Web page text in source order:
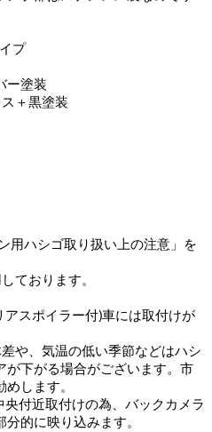
プ
ー塗装
＋黒塗装
用ハシゴ取り扱い上の注意」を
ております。
スポイラー付)車には取付けが
や、気温の低い季節などはハシ
が下がる場合がございます。市
します。
付近取付けの為、バックカメラ
的に映り込みます。